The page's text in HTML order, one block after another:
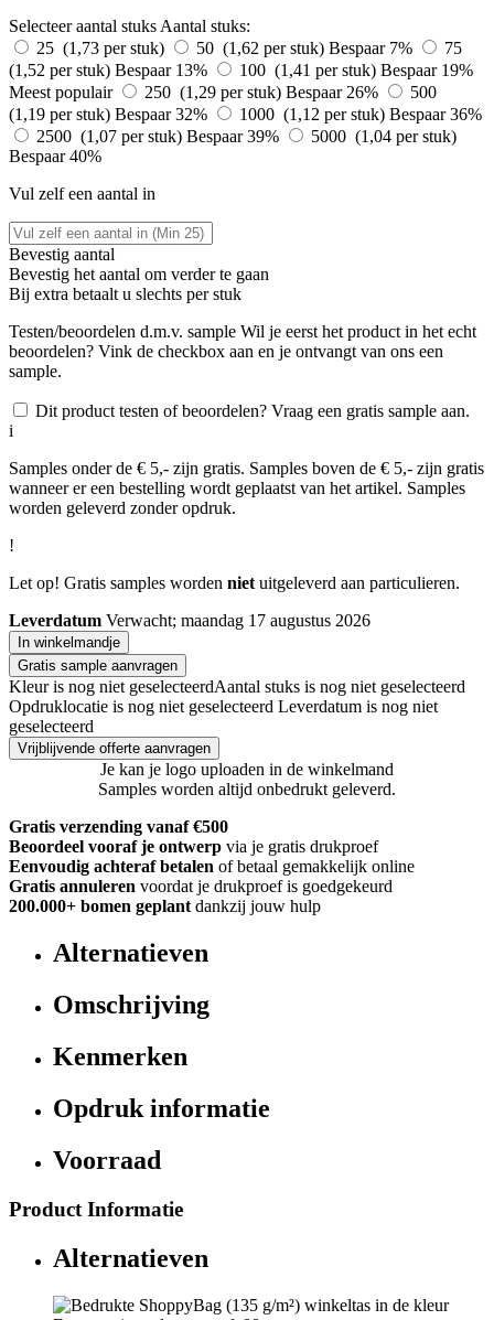
Selecteer aantal stuks Aantal stuks:
25 (1,73 per stuk)
50 (1,62 per stuk) Bespaar 7%
75
(1,52 per stuk) Bespaar 13% 100 (1,41 per stuk) Bespaar 19%
Meest populair
250 (1,29 per stuk) Bespaar 26%
500
(1,19 per stuk) Bespaar 32% 1000 (1,12 per stuk) Bespaar 36%
2500 (1,07 per stuk) Bespaar 39%
5000 (1,04 per stuk)
Bespaar 40%
Vul zelf een aantal in
Bevestig aantal
Bevestig het aantal om verder te gaan
Bij extra betaalt u slechts per stuk
Testen/beoordelen d.m.v. sample Wil je eerst het product in het echt
beoordelen? Vink de checkbox aan en je ontvangt van ons een
sample.
Dit product testen of beoordelen? Vraag een gratis sample aan.
i
Samples onder de € 5,- zijn gratis. Samples boven de € 5,- zijn gratis
wanneer er een bestelling wordt geplaatst van het artikel. Samples
worden geleverd zonder opdruk.
!
Let op! Gratis samples worden niet uitgeleverd aan particulieren.
Leverdatum Verwacht; maandag 17 augustus 2026
In winkelmandje
Gratis sample aanvragen
Kleur is nog niet geselecteerdAantal stuks is nog niet geselecteerd
Opdruklocatie is nog niet geselecteerd Leverdatum is nog niet
geselecteerd
Vrijblijvende offerte aanvragen
Je kan je logo uploaden in de winkelmand
Samples worden altijd onbedrukt geleverd.
Gratis verzending vanaf €500
Beoordeel vooraf je ontwerp via je gratis drukproef
Eenvoudig achteraf betalen of betaal gemakkelijk online
Gratis annuleren voordat je drukproef is goedgekeurd
200.000+ bomen geplant dankzij jouw hulp
Alternatieven
Omschrijving
Kenmerken
Opdruk informatie
Voorraad
Product Informatie
Alternatieven